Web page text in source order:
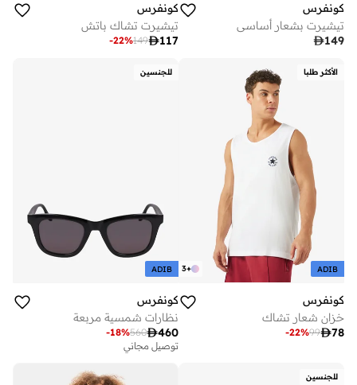
كونفرس
تيشيرت بشعار أساسي
149
كونفرس
تيشيرت تشاك باتش
117
149
-22%
الأكثر طلبا
+
3 ADIB
كونفرس
خزان شعار تشاك
78
99
-22%
للجنسين
ADIB
كونفرس
نظارات شمسية مربعة
460
560
-18%
توصيل مجاني
للجنسين